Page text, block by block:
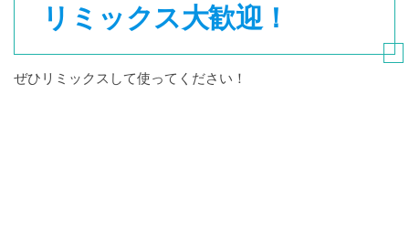
リミックス大歓迎！
ぜひリミックスして使ってください！